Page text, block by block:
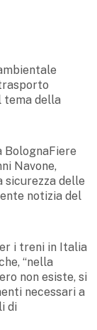
tema della
Navone,
sicurezza delle
notizia del
i treni in Italia
“nella
non esiste, si
necessari a
di